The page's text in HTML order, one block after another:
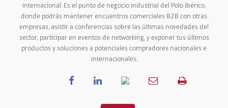
internacional. Es el punto de negocio industrial del Polo Ibérico,
donde podrás mantener encuentros comerciales B2B con otras
empresas, asistir a conferencias sobre las últimas novedades del
sector, participar en eventos de networking, y exponer tus últimos
productos y soluciones a potenciales compradores nacionales e
internacionales.